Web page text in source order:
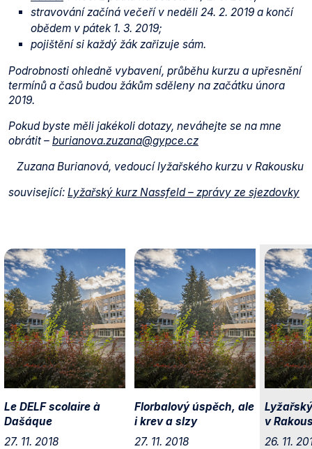
stravování začíná večeří v neděli 24. 2. 2019 a končí
obědem v pátek 1. 3. 2019;
pojištění si každý žák zařizuje sám.
Podrobnosti ohledně vybavení, průběhu kurzu a upřesnění
termínů a časů budou žákům sděleny na začátku února
2019.
Pokud byste měli jakékoli dotazy, neváhejte se na mne
obrátit – burianova.zuzana@gypce.cz
Zuzana Burianová, vedoucí lyžařského kurzu v Rakousku
související: Lyžařský kurz Nassfeld – zprávy ze sjezdovky
Le DELF scolaire à
Dašáque
27. 11. 2018
Florbalový úspěch, ale
i krev a slzy
27. 11. 2018
v
26. 11.